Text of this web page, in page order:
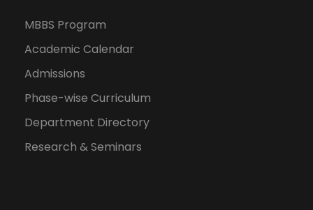
MBBS Program
Academic Calendar
Admissions
Phase-wise Curriculum
Department Directory
Research & Seminars